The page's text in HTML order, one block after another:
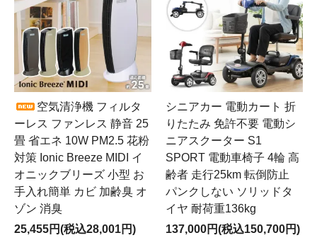
空気清浄機 フィルタ
ーレス ファンレス 静音 25
畳 省エネ 10W PM2.5 花粉
対策 Ionic Breeze MIDI イ
オニックブリーズ 小型 お
手入れ簡単 カビ 加齢臭 オ
ゾン 消臭
25,455円(税込28,001円)
シニアカー 電動カート 折
りたたみ 免許不要 電動シ
ニアスクーター S1
SPORT 電動車椅子 4輪 高
齢者 走行25km 転倒防止
パンクしない ソリッドタ
イヤ 耐荷重136kg
137,000円(税込150,700円)